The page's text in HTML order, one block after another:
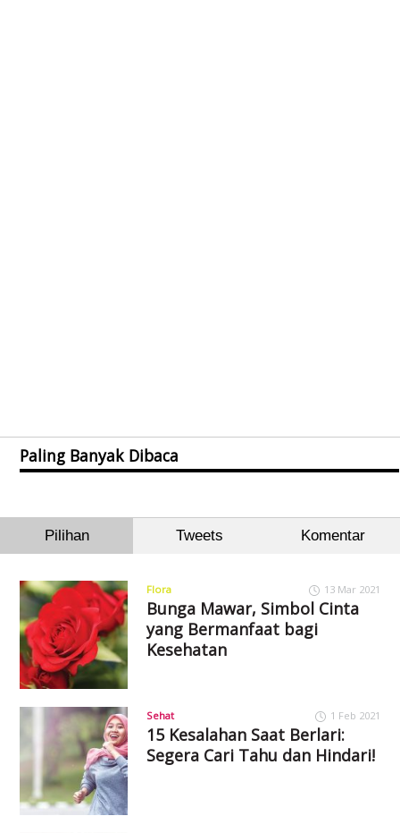
Paling Banyak Dibaca
Pilihan Tweets Komentar
Flora 13 Mar 2021
Bunga Mawar, Simbol Cinta
yang Bermanfaat bagi
Kesehatan
Sehat 1 Feb 2021
15 Kesalahan Saat Berlari:
Segera Cari Tahu dan Hindari!